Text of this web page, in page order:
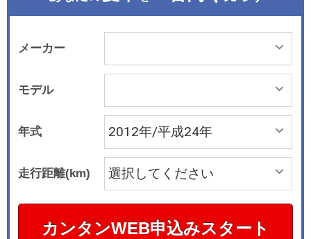
メーカー
モデル
年式
走行距離(km)
カンタンWEB申込みスタート